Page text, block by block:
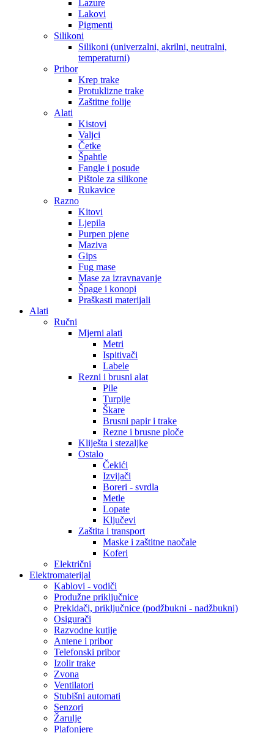
Lazure
Lakovi
Pigmenti
Silikoni
Silikoni (univerzalni, akrilni, neutralni,
temperaturni)
Pribor
Krep trake
Protuklizne trake
Zaštitne folije
Alati
Kistovi
Valjci
Četke
Špahtle
Fangle i posude
Pištole za silikone
Rukavice
Razno
Kitovi
Ljepila
Purpen pjene
Maziva
Gips
Fug mase
Mase za izravnavanje
Špage i konopi
Praškasti materijali
Alati
Ručni
Mjerni alati
Metri
Ispitivači
Labele
Rezni i brusni alat
Pile
Turpije
Škare
Brusni papir i trake
Rezne i brusne ploče
Kliješta i stezaljke
Ostalo
Čekići
Izvijači
Boreri - svrdla
Metle
Lopate
Ključevi
Zaštita i transport
Maske i zaštitne naočale
Koferi
Električni
Elektromaterijal
Kablovi - vodiči
Produžne priključnice
Prekidači, priključnice (podžbukni - nadžbukni)
Osigurači
Razvodne kutije
Antene i pribor
Telefonski pribor
Izolir trake
Zvona
Ventilatori
Stubišni automati
Senzori
Žarulje
Plafonjere